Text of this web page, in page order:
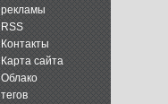
рекламы
RSS
Контакты
Карта сайта
Облако
тегов